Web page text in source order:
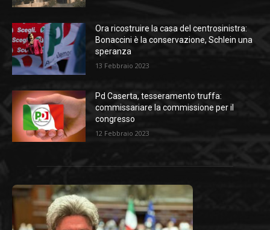
Ora ricostruire la casa del centrosinistra:
Bonaccini è la conservazione, Schlein una
speranza
13 Febbraio 2023
Pd Caserta, tesseramento truffa:
commissariare la commissione per il
congresso
12 Febbraio 2023